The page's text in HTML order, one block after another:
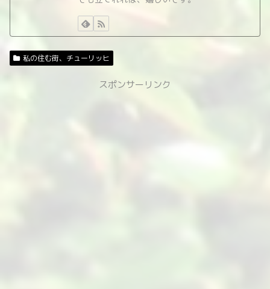
私の住む街、チューリッヒ
スポンサーリンク